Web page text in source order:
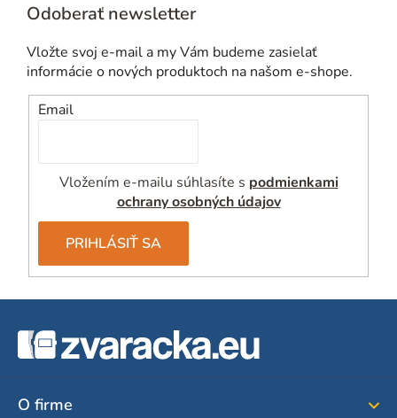
Odoberať newsletter
Vložte svoj e-mail a my Vám budeme zasielať
informácie o nových produktoch na našom e-shope.
Email
Vložením e-mailu súhlasíte s podmienkami
ochrany osobných údajov
PRIHLÁSIŤ SA
O firme